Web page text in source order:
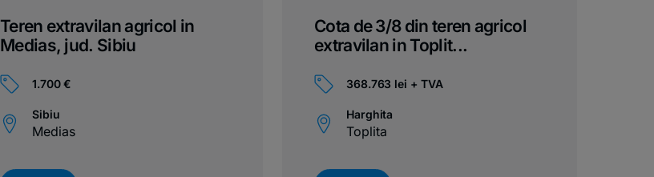
Teren extravilan agricol in
Medias, jud. Sibiu
1.700 €
Sibiu
Medias
Cota de 3/8 din teren agricol
extravilan in Toplit...
368.763 lei + TVA
Harghita
Toplita